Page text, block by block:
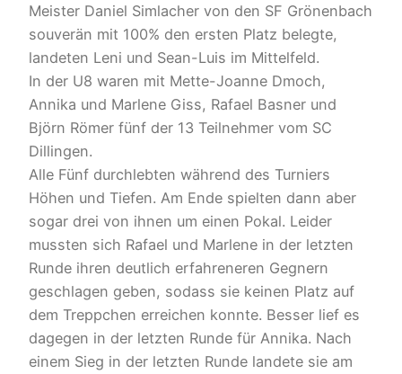
Meister Daniel Simlacher von den SF Grönenbach
souverän mit 100% den ersten Platz belegte,
landeten Leni und Sean-Luis im Mittelfeld.
In der U8 waren mit Mette-Joanne Dmoch,
Annika und Marlene Giss, Rafael Basner und
Björn Römer fünf der 13 Teilnehmer vom SC
Dillingen.
Alle Fünf durchlebten während des Turniers
Höhen und Tiefen. Am Ende spielten dann aber
sogar drei von ihnen um einen Pokal. Leider
mussten sich Rafael und Marlene in der letzten
Runde ihren deutlich erfahreneren Gegnern
geschlagen geben, sodass sie keinen Platz auf
dem Treppchen erreichen konnte. Besser lief es
dagegen in der letzten Runde für Annika. Nach
einem Sieg in der letzten Runde landete sie am